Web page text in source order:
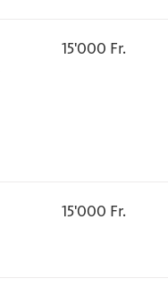
15'000 Fr.
15'000 Fr.